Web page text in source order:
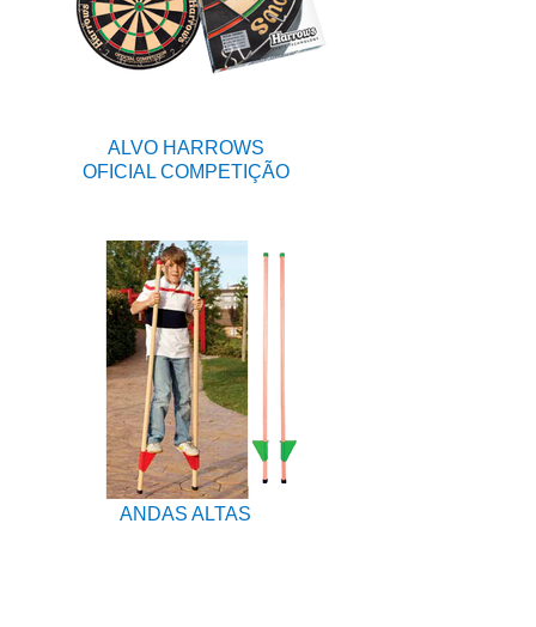
ALVO HARROWS
OFICIAL COMPETIÇÃO
ANDAS ALTAS